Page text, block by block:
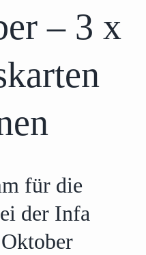
– 3 x
für die
der Infa